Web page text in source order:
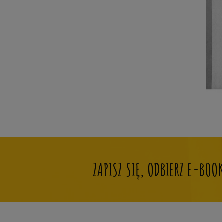
John DowlandZAPISZ SIĘ, ODBIERZ E-